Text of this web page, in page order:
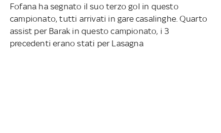
Fofana ha segnato il suo terzo gol in questo
campionato, tutti arrivati in gare casalinghe. Quarto
assist per Barak in questo campionato, i 3
precedenti erano stati per Lasagna